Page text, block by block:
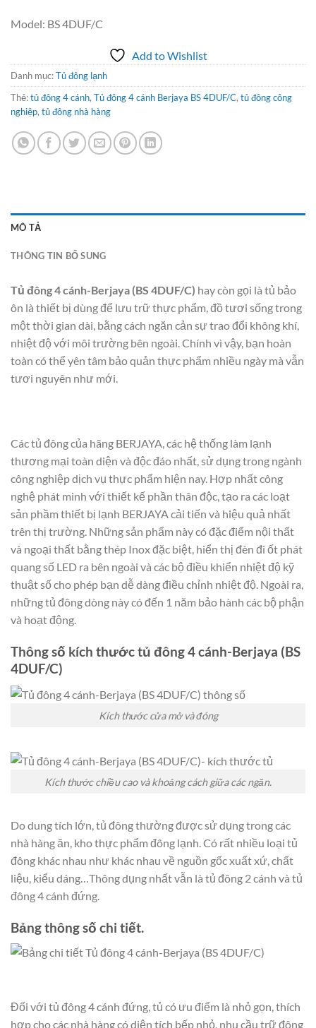
Model: BS 4DUF/C
Add to Wishlist
Danh mục:Tủ đông lạnh
Thẻ:tủ đông 4 cánh, Tủ đông 4 cánh Berjaya BS 4DUF/C, tủ đông công
nghiệp, tủ đông nhà hàng
MÔ TẢ
THÔNG TIN BỔ SUNG
Tủ đông 4 cánh-Berjaya (BS 4DUF/C) hay còn gọi là tủ bảo
ôn là thiết bị dùng để lưu trữ thực phẩm, đồ tươi sống trong
một thời gian dài, bằng cách ngăn cản sự trao đổi không khí,
nhiệt độ với môi trường bên ngoài. Chính vì vậy, bạn hoàn
toàn có thể yên tâm bảo quản thực phẩm nhiều ngày mà vẫn
tươi nguyên như mới.
Các tủ đông của hãng BERJAYA, các hệ thống làm lạnh
thương mại toàn diện và độc đáo nhất, sử dụng trong ngành
công nghiệp dịch vụ thực phẩm hiện nay. Hợp nhất công
nghệ phát minh với thiết kế phần thân độc, tạo ra các loạt
sản phầm thiết bị lạnh BERJAYA cải tiến và hiệu quả nhất
trên thị trường. Những sản phẩm này có đặc điểm nội thất
và ngoại thất bằng thép Inox đặc biệt, hiển thị đèn đi ốt phát
quang số LED ra bên ngoài và các bộ điều khiển nhiệt độ kỹ
thuật số cho phép bạn dễ dàng điều chỉnh nhiệt độ. Ngoài ra,
những tủ đông dòng này có đến 1 năm bảo hành các bộ phận
và hoạt động.
Thông số kích thước tủ đông 4 cánh-Berjaya (BS
4DUF/C)
Kích thước cửa mở và đóng
Kích thước chiều cao và khoảng cách giữa các ngăn.
Do dung tích lớn, tủ đông thường được sử dụng trong các
nhà hàng ăn, kho thực phẩm đông lạnh. Có rất nhiều loại tủ
đông khác nhau như khác nhau về nguồn gốc xuất xứ, chất
liệu, kiểu dáng…Thông dụng nhất vẫn là tủ đông 2 cánh và tủ
đông 4 cánh đứng.
Bảng thông số chi tiết.
Đối với tủ đông 4 cánh đứng, tủ có ưu điểm là nhỏ gọn, thích
hợp cho các nhà hàng có diện tích bếp nhỏ, nhu cầu trữ đông